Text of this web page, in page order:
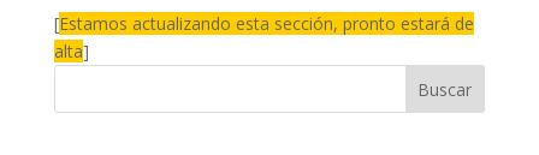
[Estamos actualizando esta sección, pronto estará de
alta]